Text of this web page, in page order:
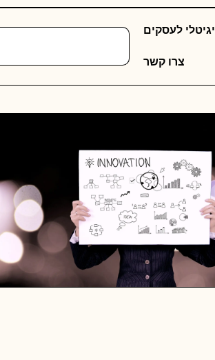
לעסקים
צרו קשר